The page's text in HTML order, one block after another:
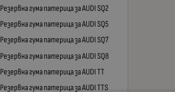
Резервна гума патерица за AUDI SQ2
Резервна гума патерица за AUDI SQ5
Резервна гума патерица за AUDI SQ7
Резервна гума патерица за AUDI SQ8
Резервна гума патерица за AUDI TT
Резервна гума патерица за AUDI TTS